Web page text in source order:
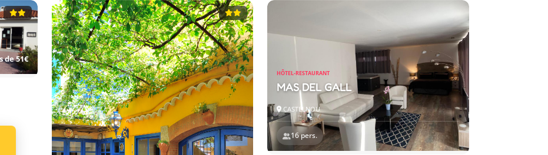
de 51€
MAS DEL GALL
HÔTEL-RESTAURANT
CASTELNOU
16 pers.